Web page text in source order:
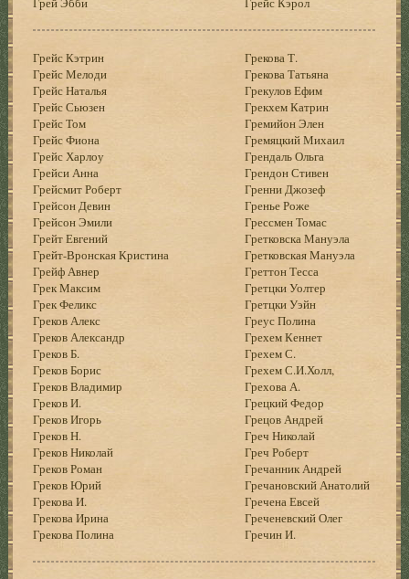
Грейс Кэтрин
Грейс Мелоди
Грейс Наталья
Грейс Сьюзен
Грейс Том
Грейс Фиона
Грейс Харлоу
Грейси Анна
Грейсмит Роберт
Грейсон Девин
Грейсон Эмили
Грейт Евгений
Грейт-Вронская Кристина
Грейф Авнер
Грек Максим
Грек Феликс
Греков Алекс
Греков Александр
Греков Б.
Греков Борис
Греков Владимир
Греков И.
Греков Игорь
Греков Н.
Греков Николай
Греков Роман
Греков Юрий
Грекова И.
Грекова Ирина
Грекова Полина
Грекова Т.
Грекова Татьяна
Грекулов Ефим
Грекхем Катрин
Гремийон Элен
Гремяцкий Михаил
Грендаль Ольга
Грендон Стивен
Гренни Джозеф
Гренье Роже
Грессмен Томас
Гретковска Мануэла
Гретковская Мануэла
Греттон Тесса
Гретцки Уолтер
Гретцки Уэйн
Греус Полина
Грехем Кеннет
Грехем С.
Грехем С.И.Холл,
Грехова А.
Грецкий Федор
Грецов Андрей
Греч Николай
Греч Роберт
Гречанник Андрей
Гречановский Анатолий
Гречена Евсей
Греченевский Олег
Гречин И.